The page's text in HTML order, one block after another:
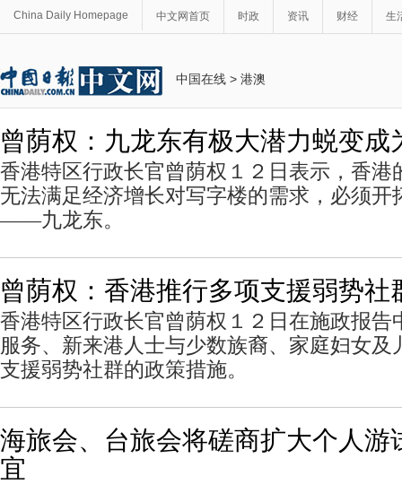
China Daily Homepage 中文网首页 时政 资讯 财经 生
中国在线 > 港澳
曾荫权：九龙东有极大潜力蜕变成
香港特区行政长官曾荫权１２日表示，香港
无法满足经济增长对写字楼的需求，必须开
——九龙东。
曾荫权：香港推行多项支援弱势社
香港特区行政长官曾荫权１２日在施政报告
服务、新来港人士与少数族裔、家庭妇女及
支援弱势社群的政策措施。
海旅会、台旅会将磋商扩大个人游
宜